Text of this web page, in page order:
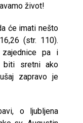
život!
će imati nešto
(str. 110).
zajednice pa i
biti sretni ako
zapravo je
o ljubljena